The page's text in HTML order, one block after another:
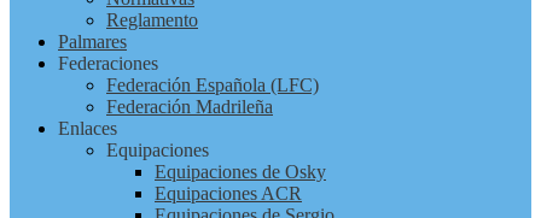
Reglamento
Palmares
Federaciones
Federación Española (LFC)
Federación Madrileña
Enlaces
Equipaciones
Equipaciones de Osky
Equipaciones ACR